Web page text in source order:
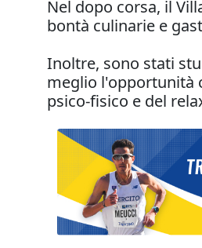
Nel dopo corsa, il
bontà culinarie e
Inoltre, sono stati
meglio l'opportunità
psico-fisico e del